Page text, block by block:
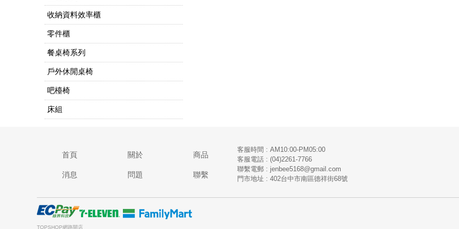
收納資料效率櫃
零件櫃
餐桌椅系列
戶外休閒桌椅
吧檯椅
床組
首頁 關於 商品
消息 問題 聯繫
客服時間 : AM10:00-PM05:00
客服電話 : (04)2261-7766
​聯繫電郵 : jenbee5168@gmail.com
門市地址 : 402台中市南區德祥街68號
TOPSHOP網路開店